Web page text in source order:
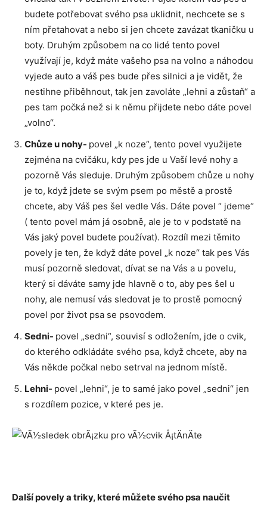
budete potřebovat svého psa uklidnit, nechcete se s
ním přetahovat a nebo si jen chcete zavázat tkaničku u
boty. Druhým způsobem na co lidé tento povel
využívají je, když máte vašeho psa na volno a náhodou
vyjede auto a váš pes bude přes silnici a je vidět, že
nestihne přiběhnout, tak jen zavoláte „lehni a zůstaň“ a
pes tam počká než si k němu přijdete nebo dáte povel
„volno“.
Chůze u nohy- povel „k noze“, tento povel využijete
zejména na cvičáku, kdy pes jde u Vaší levé nohy a
pozorně Vás sleduje. Druhým způsobem chůze u nohy
je to, když jdete se svým psem po městě a prostě
chcete, aby Váš pes šel vedle Vás. Dáte povel “ jdeme“
( tento povel mám já osobně, ale je to v podstatě na
Vás jaký povel budete používat). Rozdíl mezi těmito
povely je ten, že když dáte povel „k noze“ tak pes Vás
musí pozorně sledovat, dívat se na Vás a u povelu,
který si dáváte samy jde hlavně o to, aby pes šel u
nohy, ale nemusí vás sledovat je to prostě pomocný
povel por život psa se psovodem.
Sedni- povel „sedni“, souvisí s odložením, jde o cvik,
do kterého odkládáte svého psa, když chcete, aby na
Vás někde počkal nebo setrval na jednom místě.
Lehni- povel „lehni“, je to samé jako povel „sedni“ jen
s rozdílem pozice, v které pes je.
Další povely a triky, které můžete svého psa naučit